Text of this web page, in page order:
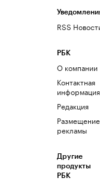
RSS
РБК
О компании
Контактная
информация
Редакция
Размещение
рекламы
Другие
продукты
РБК